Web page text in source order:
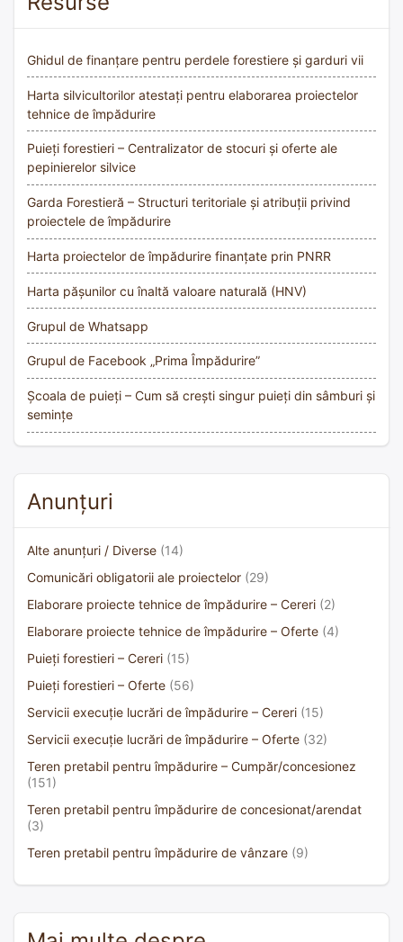
Ghidul de finanțare pentru perdele forestiere și garduri vii
Harta silvicultorilor atestați pentru elaborarea proiectelor
tehnice de împădurire
Puieți forestieri – Centralizator de stocuri și oferte ale
pepinierelor silvice
Garda Forestieră – Structuri teritoriale și atribuții privind
proiectele de împădurire
Harta proiectelor de împădurire finanțate prin PNRR
Harta pășunilor cu înaltă valoare naturală (HNV)
Grupul de Whatsapp
Grupul de Facebook „Prima Împădurire”
Școala de puieți – Cum să crești singur puieți din sâmburi și
semințe
Anunțuri
Alte anunțuri / Diverse (14)
Comunicări obligatorii ale proiectelor (29)
Elaborare proiecte tehnice de împădurire – Cereri (2)
Elaborare proiecte tehnice de împădurire – Oferte (4)
Puieți forestieri – Cereri (15)
Puieți forestieri – Oferte (56)
Servicii execuție lucrări de împădurire – Cereri (15)
Servicii execuție lucrări de împădurire – Oferte (32)
Teren pretabil pentru împădurire – Cumpăr/concesionez
(151)
Teren pretabil pentru împădurire de concesionat/arendat
(3)
Teren pretabil pentru împădurire de vânzare (9)